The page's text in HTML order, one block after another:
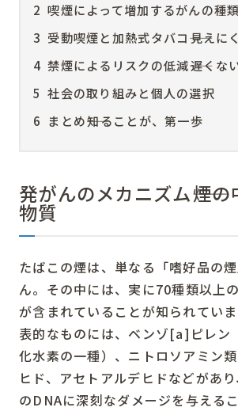
2 喫煙によって増加するがんの種類
3 受動喫煙と加熱式タバコ――見えに
4 禁煙によるリスクの低減――遅くな
5 社会の取り組みと個人の選択
6 まとめ――知ることが、第一歩
発がんのメカニズム――煙
物質
たばこの煙は、単なる「嗜好品の
ん。その中には、実に70種類以上
が含まれていることが知られてい
表的なものには、ベンゾ[a]ピレン
化水素の一種）、ニトロソアミン
ヒド、アセトアルデヒドなどがあ
のDNAに深刻なダメージを与える